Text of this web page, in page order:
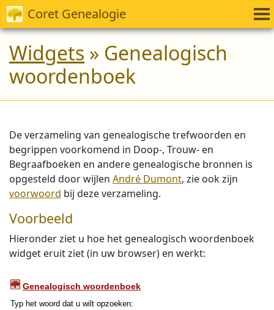
Coret Genealogie
Widgets » Genealogisch
woordenboek
De verzameling van genealogische trefwoorden en
begrippen voorkomend in Doop-, Trouw- en
Begraafboeken en andere genealogische bronnen is
opgesteld door wijlen André Dumont, zie ook zijn
voorwoord bij deze verzameling.
Voorbeeld
Hieronder ziet u hoe het genealogisch woordenboek
widget eruit ziet (in uw browser) en werkt: